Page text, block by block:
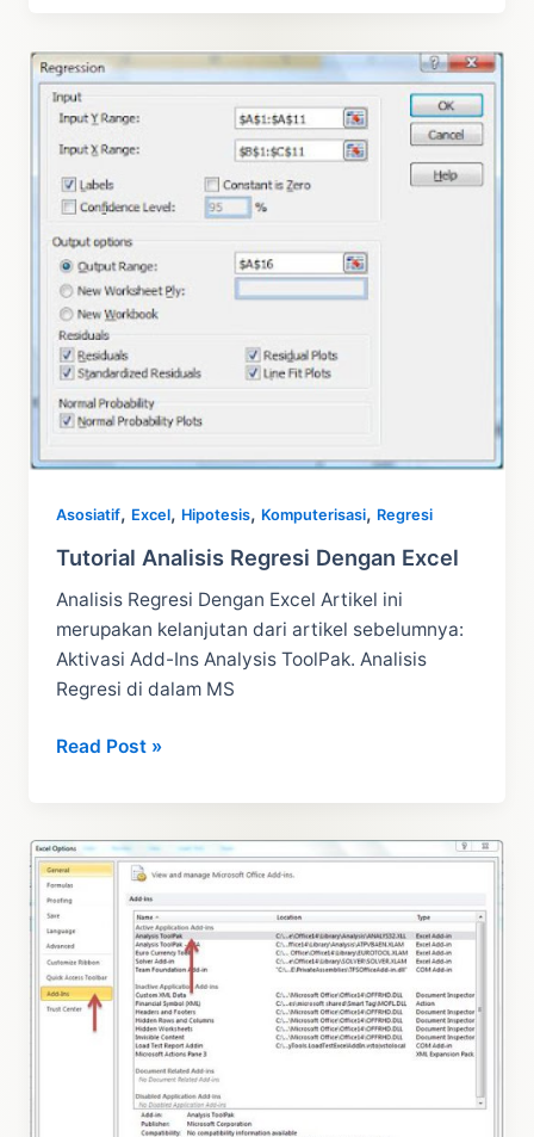
–
Dalam
Excel
Asosiatif, Excel, Hipotesis, Komputerisasi, Regresi
Tutorial Analisis Regresi Dengan Excel
Analisis Regresi Dengan Excel Artikel ini
merupakan kelanjutan dari artikel sebelumnya:
Aktivasi Add-Ins Analysis ToolPak. Analisis
Regresi di dalam MS
Tutorial
Excel
Read Post »